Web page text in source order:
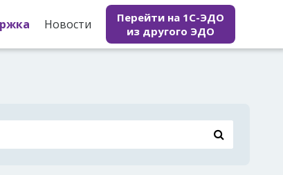
Новости
Перейти на 1С-ЭДО
из другого ЭДО